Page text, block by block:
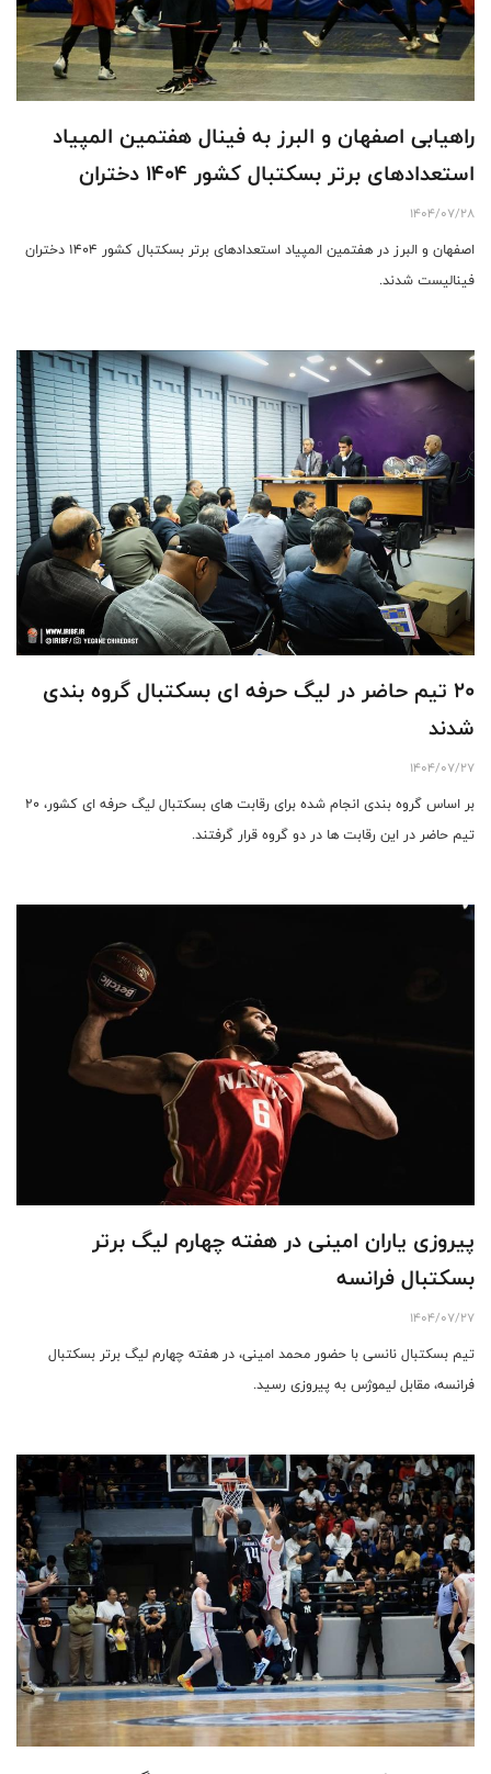
راهیابی اصفهان و البرز به فینال هفتمین المپیاد
استعدادهای برتر بسکتبال کشور ۱۴۰۴ دختران
1404/07/28
اصفهان و البرز در هفتمین المپیاد استعدادهای برتر بسکتبال کشور ۱۴۰۴ دختران
فینالیست شدند.
۲۰ تیم حاضر در لیگ حرفه ای بسکتبال گروه بندی
شدند
1404/07/27
بر اساس گروه بندی انجام شده برای رقابت های بسکتبال لیگ حرفه ای کشور، ۲۰
تیم حاضر در این رقابت ها در دو گروه قرار گرفتند.
پیروزی یاران امینی در هفته چهارم لیگ برتر
بسکتبال فرانسه
1404/07/27
تیم بسکتبال نانسی با حضور محمد امینی، در هفته چهارم لیگ برتر بسکتبال
فرانسه، مقابل لیموژس به پیروزی رسید.